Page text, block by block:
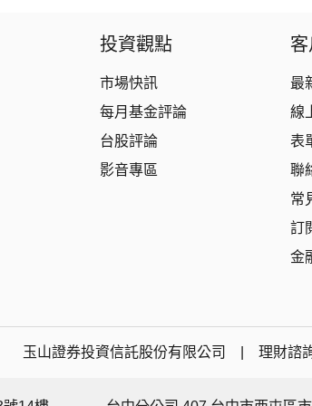
投資觀點
市場快訊
每月基金評論
台股評論
影音專區
最
線
表
聯
常
訂
金
玉山證券投資信託股份有限公司 | 理財